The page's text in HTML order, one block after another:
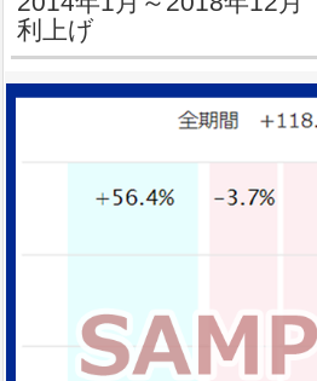
利上げ